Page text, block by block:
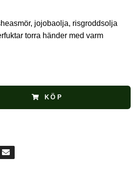
jojobaolja, risgroddsolja
torra händer med varm
KÖP